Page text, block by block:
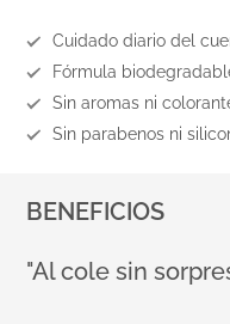
Cuidado diario del
Fórmula
Sin aromas ni
Sin parabenos ni
BENEFICIOS
"Al cole sin